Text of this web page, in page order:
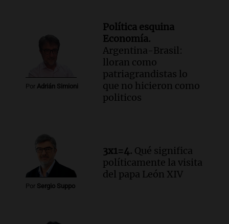
criaderos: "La superpoblación de perros
y gatos es gravísima"
Noticias Rosario
Audio.Miedo al despido: el 46% de los
empleados sufrió consecuencias
negativas por sus redes sociales
Por Adrián Simioni
Política esquina
Economía.
Argentina-Brasil:
lloran como
patriagrandistas lo
que no hicieron como
politicos
Por Sergio Suppo
3x1=4. Qué significa
políticamente la visita
del papa León XIV